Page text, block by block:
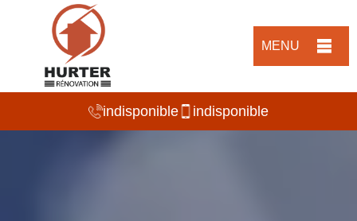
MENU
indisponible indisponible